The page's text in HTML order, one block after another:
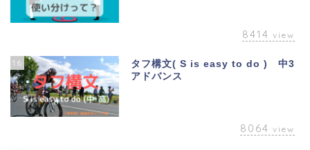
8414 view
16
タフ構文( S is easy to do ) 中3
アドバンス
8064 view